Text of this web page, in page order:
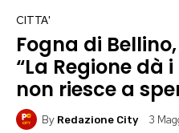
CITTA'
Fogna di
“La Regione dà
non riesce a
By Redazione City 3